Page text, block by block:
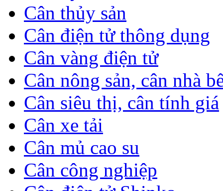
Cân thủy sản
Cân điện tử thông dụng
Cân vàng điện tử
Cân nông sản, cân nhà
Cân siêu thị, cân tính giá
Cân xe tải
Cân mủ cao su
Cân công nghiệp